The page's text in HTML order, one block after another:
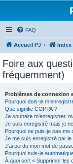
FAQ
Accueil PJ Index
Foire aux
fréquemment)
Problèmes de connexion
Pourquoi dois-je
Que signifie COPPA ?
Je souhaite m’enregistrer,
Je suis enregistré mais je
Pourquoi ne puis-je pas me
Je me suis enregistré par
J’ai perdu mon mot de
Pourquoi suis-je
À quoi sert « Supprimer les